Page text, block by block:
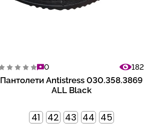
0 182
Пантолети Antistress 030.358.3869
ALL Black
41 42 43 44 45